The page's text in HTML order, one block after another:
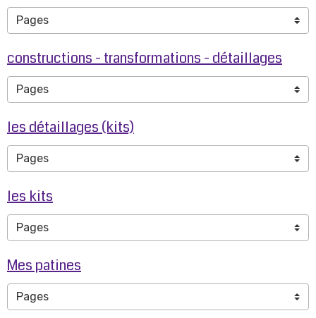
constructions - transformations - détaillages
les détaillages (kits)
les kits
Mes patines